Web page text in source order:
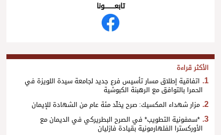
تابعــــــــــونا
الأكثر قراءة
اتفاقية إطلاق مسار تأسيس فرع جديد لجامعة سيدة اللويزة في
الحمرا بالتوافق مع الرهبنة الكبوشية
مزار شهداء المكسيك: صرح يخلّد مئة عام من الشهادة للإيمان
*سمفونية التطويب* في الصرح البطريركي في الديمان مع
الأوركسترا الفلهارمونية بقيادة فازليان